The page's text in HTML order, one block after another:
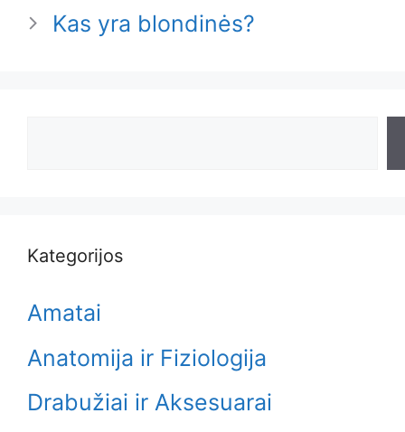
Kas yra blondinės?
Kategorijos
Amatai
Anatomija ir Fiziologija
Drabužiai ir Aksesuarai